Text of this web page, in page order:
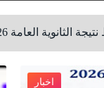
اخبار